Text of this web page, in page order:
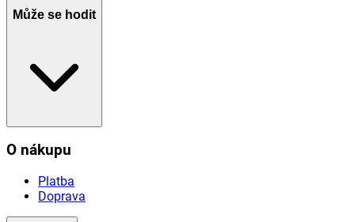
Může se hodit
O nákupu
Platba
Doprava